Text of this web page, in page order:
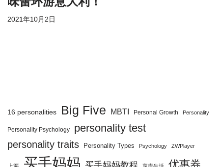
2021年10月2日
16 personalities Big Five MBTI Personal Growth Personality
Personality Psychology personality test
personality traits Personality Types Psychology ZWPlayer
买手妈妈 买手妈妈教程 优惠券